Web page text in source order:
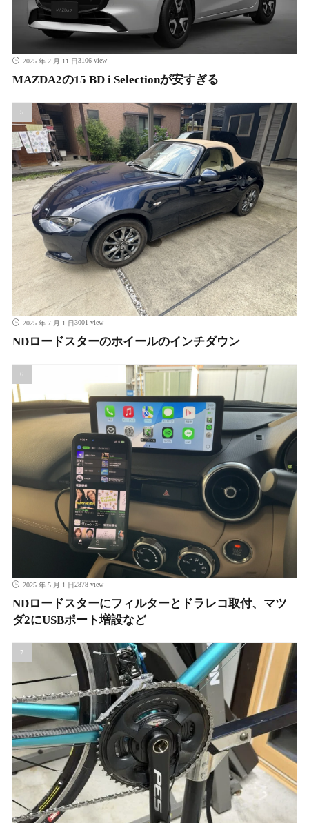
2025 年 2 月 11 日3106 view
MAZDA2の15 BD i Selectionが安すぎる
2025 年 7 月 1 日3001 view
NDロードスターのホイールのインチダウン
2025 年 5 月 1 日2878 view
NDロードスターにフィルターとドラレコ取付、マツ
ダ2にUSBポート増設など